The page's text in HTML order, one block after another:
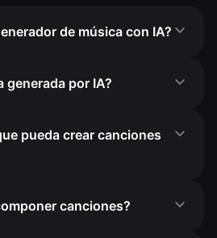
de música con IA?
generada por IA?
pueda crear canciones
canciones?